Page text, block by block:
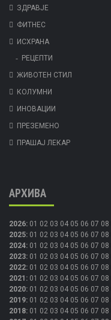
ЗДРАВЈЕ
ФИТНЕС
ИСХРАНА
РЕЦЕПТИ
ЖИВОТЕН СТИЛ
КОЛУМНИ
ИНОВАЦИИ
ПРЕЗЕМЕНО
ПРАШАЈ ЛЕКАР
АРХИВА
2026: 01 02 03 04 05 06 07 08
2025: 01 02 03 04 05 06 07 08
2024: 01 02 03 04 05 06 07 08
2023: 01 02 03 04 05 06 07 08
2022: 01 02 03 04 05 06 07 08
2021 : 01 02 03 04 05 06 07 08
2020: 01 02 03 04 05 06 07 08
2019: 01 02 03 04 05 06 07 08
2018: 01 02 03 04 05 06 07 08